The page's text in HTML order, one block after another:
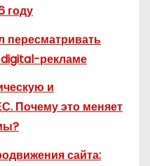
году
пересматривать
рекламе
и
Почему это меняет
сайта: